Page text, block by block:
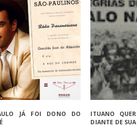
JÁ FOI DONO DO
ITUANO
DIANTE DE